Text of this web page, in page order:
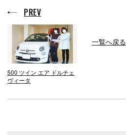
PREV
500 ツイン エア ドルチェ
ヴィータ
一覧へ戻る